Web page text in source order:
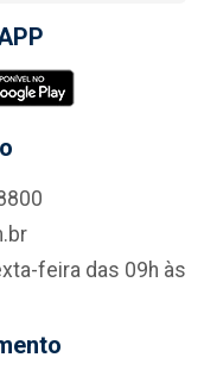
feira das 09h às